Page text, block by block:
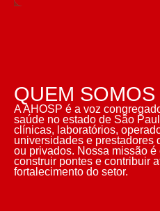
QUEM SOMOS
A AHOSP é a voz
saúde no estado de São
clínicas, laboratórios,
universidades e prestadores
ou privados. Nossa missão
construir pontes e contribuir
fortalecimento do setor.